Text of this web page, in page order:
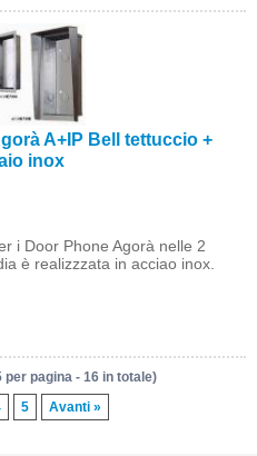
A+IP Bell tettuccio +
inox
i Door Phone Agorà nelle 2
è realizzzata in acciao inox.
pagina - 16 in totale)
5 Avanti »